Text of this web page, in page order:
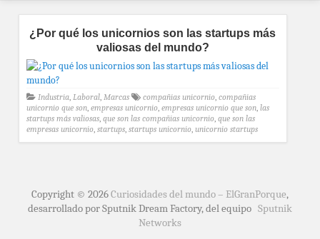
¿Por qué los unicornios son las startups más
valiosas del mundo?
Industria, Laboral, Marcas compañias unicornio, compañias
unicornio que son, empresas unicornio, empresas unicornio que son, las
startups más valiosas, que son las compañias unicornio, que son las
empresas unicornio, startups, startups unicornio, unicornio startups
Copyright © 2026Curiosidades del mundo – ElGranPorque,
desarrollado por Sputnik Dream Factory, del equipo Sputnik
Networks